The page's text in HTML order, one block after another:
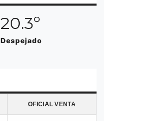
20.3º
Despejado
OFICIAL VENTA